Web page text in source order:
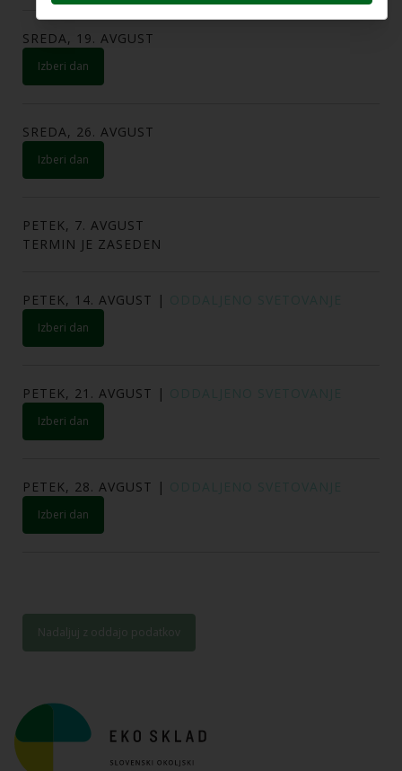
SREDA, 19. AVGUST
izberi dan
SREDA, 26. AVGUST
izberi dan
PETEK, 7. AVGUST
TERMIN JE ZASEDEN
PETEK, 14. AVGUST |
izberi dan
PETEK, 21. AVGUST |
izberi dan
PETEK, 28. AVGUST |
izberi dan
Nadaljuj z oddajo podatkov